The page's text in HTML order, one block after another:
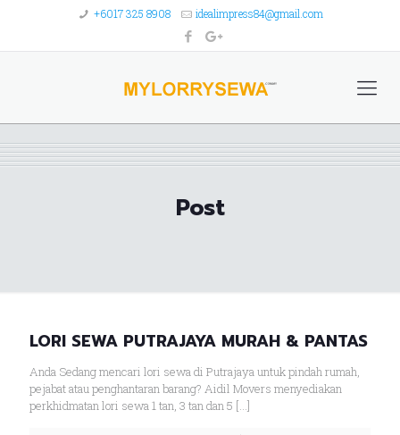
+6017 325 8908 idealimpress84@gmail.com
Post
LORI SEWA PUTRAJAYA MURAH & PANTAS
Anda Sedang mencari lori sewa di Putrajaya untuk pindah rumah,
pejabat atau penghantaran barang? Aidil Movers menyediakan
perkhidmatan lori sewa 1 tan, 3 tan dan 5 […]